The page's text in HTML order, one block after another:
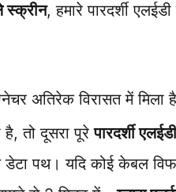
स्क्रीन, हमारे पारदर्शी
अतिरेक विरासत में मिला
है, तो दूसरा पूरे पारदर्शी
डेटा पथ। यदि कोई केबल